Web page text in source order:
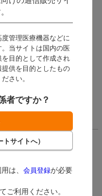
管理医療機器などに
当サイトは国内の医
目的として作成され
供を目的としたもの
さい。
者ですか？
は、 会員登録が必要
ご利用ください。
ログイン後に価格が表示
会員限定コンテンツ
のご利用は、会員登
録が必要です。
会員の方は、
い。